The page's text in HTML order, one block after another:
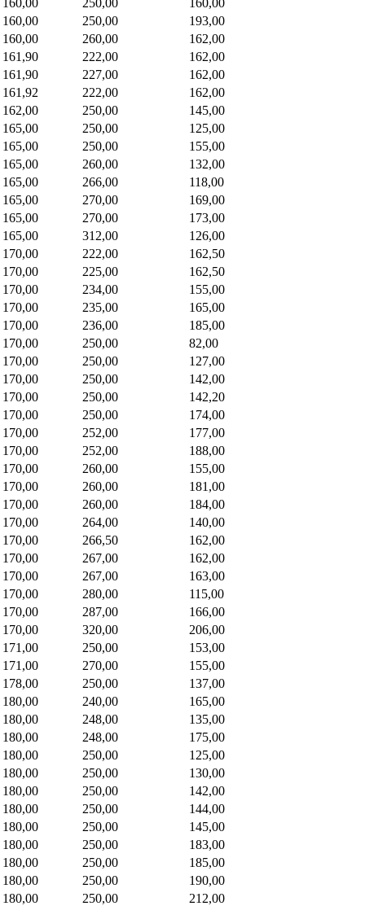
160,00
250,00
193,00
160,00
260,00
162,00
161,90
222,00
162,00
161,90
227,00
162,00
161,92
222,00
162,00
162,00
250,00
145,00
165,00
250,00
125,00
165,00
250,00
155,00
165,00
260,00
132,00
165,00
266,00
118,00
165,00
270,00
169,00
165,00
270,00
173,00
165,00
312,00
126,00
170,00
222,00
162,50
170,00
225,00
162,50
170,00
234,00
155,00
170,00
235,00
165,00
170,00
236,00
185,00
170,00
250,00
82,00
170,00
250,00
127,00
170,00
250,00
142,00
170,00
250,00
142,20
170,00
250,00
174,00
170,00
252,00
177,00
170,00
252,00
188,00
170,00
260,00
155,00
170,00
260,00
181,00
170,00
260,00
184,00
170,00
264,00
140,00
170,00
266,50
162,00
170,00
267,00
162,00
170,00
267,00
163,00
170,00
280,00
115,00
170,00
287,00
166,00
170,00
320,00
206,00
171,00
250,00
153,00
171,00
270,00
155,00
178,00
250,00
137,00
180,00
240,00
165,00
180,00
248,00
135,00
180,00
248,00
175,00
180,00
250,00
125,00
180,00
250,00
130,00
180,00
250,00
142,00
180,00
250,00
144,00
180,00
250,00
145,00
180,00
250,00
183,00
180,00
250,00
185,00
180,00
250,00
190,00
180,00
250,00
212,00